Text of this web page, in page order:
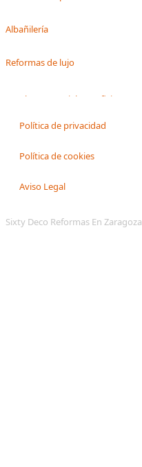
Albañilería
Reformas de lujo
Política de privacidad
Política de cookies
Aviso Legal
Sixty Deco Reformas En Zaragoza